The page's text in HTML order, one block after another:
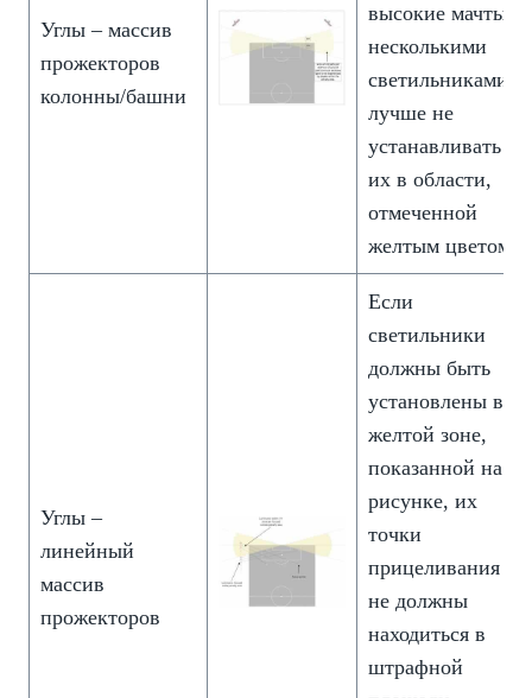
Углы – массив
прожекторов
колонны/башни
высокие мачты с
несколькими
светильниками,
лучше не
устанавливать
их в области,
отмеченной
желтым цветом.
Углы –
линейный
массив
прожекторов
Если
светильники
должны быть
установлены в
желтой зоне,
показанной на
рисунке, их
точки
прицеливания
не должны
находиться в
штрафной